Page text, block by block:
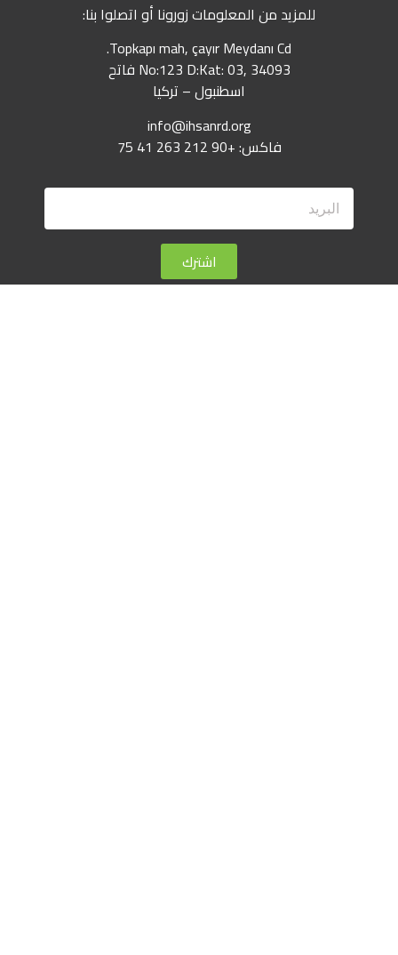
للمزيد من المعلومات زورونا أو اتصلوا بنا:
Topkapı mah, çayır Meydanı Cd.
No:123 D:Kat: 03, 34093 فاتح
اسطنبول – تركيا
info@ihsanrd.org
فاكس: +90 212 263 41 75
اشترك